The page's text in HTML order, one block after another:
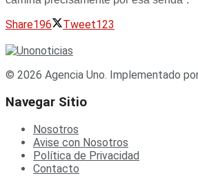
Share196 Tweet123
© 2026 Agencia Uno. Implementado
Navegar Sitio
Nosotros
Avise con Nosotros
Política de Privacidad
Contacto